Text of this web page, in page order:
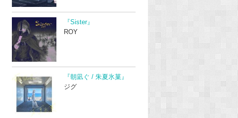
『Sister』
ROY
『朝凪ぐ / 朱夏氷菓』
ジグ